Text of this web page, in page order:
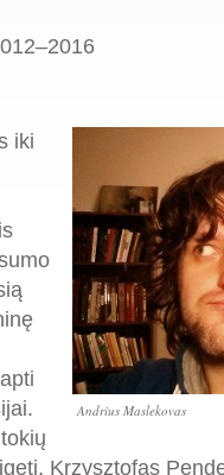
Andrius Maslekovas
iki
Krzysztofas